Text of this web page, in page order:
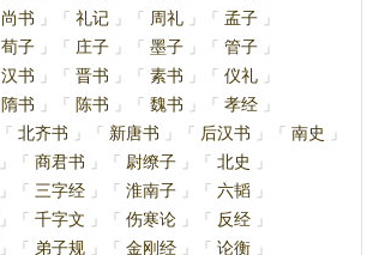
尚书 」 「 礼记 」 「 周礼 」 「 孟子 」
荀子 」 「 庄子 」 「 墨子 」 「 管子 」
汉书 」 「 晋书 」 「 素书 」 「 仪礼 」
隋书 」 「 陈书 」 「 魏书 」 「 孝经 」
「 北齐书 」 「 新唐书 」 「 后汉书 」 「 南史
」
」 「 商君书 」 「 尉缭子 」 「 北史
」
」 「 三字经 」 「 淮南子 」 「 六韬 」
」 「 千字文 」 「 伤寒论 」 「 反经 」
」 「 弟子规 」 「 金刚经 」 「 论衡 」